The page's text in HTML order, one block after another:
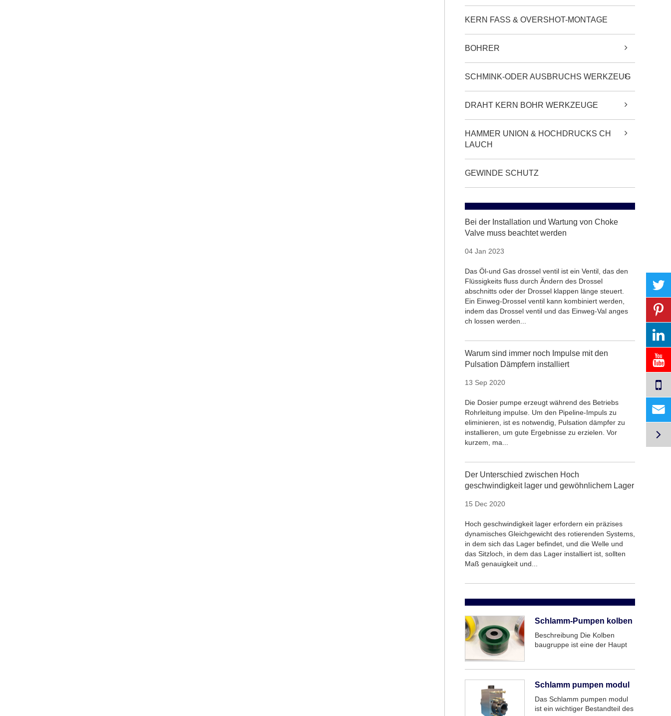
KERN FASS & OVERSHOT-MONTAGE
BOHRER
SCHMINK-ODER AUSBRUCHS WERKZEUG
DRAHT KERN BOHR WERKZEUGE
HAMMER UNION & HOCHDRUCKS CH
LAUCH
GEWINDE SCHUTZ
Bei der Installation und Wartung von Choke
Valve muss beachtet werden
04 Jan 2023
Das Öl-und Gas drossel ventil ist ein Ventil, das den
Flüssigkeits fluss durch Ändern des Drossel
abschnitts oder der Drossel klappen länge steuert.
Ein Einweg-Drossel ventil kann kombiniert werden,
indem das Drossel ventil und das Einweg-Val anges
ch lossen werden...
Warum sind immer noch Impulse mit den
Pulsation Dämpfern installiert
13 Sep 2020
Die Dosier pumpe erzeugt während des Betriebs
Rohrleitung impulse. Um den Pipeline-Impuls zu
eliminieren, ist es notwendig, Pulsation dämpfer zu
installieren, um gute Ergebnisse zu erzielen. Vor
kurzem, ma...
Der Unterschied zwischen Hoch
geschwindigkeit lager und gewöhnlichem Lager
15 Dec 2020
Hoch geschwindigkeit lager erfordern ein präzises
dynamisches Gleichgewicht des rotierenden Systems,
in dem sich das Lager befindet, und die Welle und
das Sitzloch, in dem das Lager installiert ist, sollten
Maß genauigkeit und...
Schlamm-Pumpen kolben
Beschreibung Die Kolben
baugruppe ist eine der Haupt
Verschleißt eile im Bohr
Schlamm pumpen modul
Das Schlamm pumpen modul
ist ein wichtiger Bestandteil des

